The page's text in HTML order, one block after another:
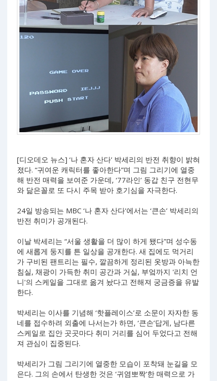
[디오데오 뉴스] ‘나 혼자 산다’ 박세리의 반전 취향이 밝혀
졌다. “귀여운 캐릭터를 좋아한다”며 그림 그리기에 열중
해 반전 매력을 보여준 가운데, ‘77라인’ 동갑 친구 전현무
와 닮은꼴로 또 다시 주목 받아 호기심을 자극한다.
24일 방송되는 MBC ‘나 혼자 산다’에서는 ‘큰손’ 박세리의
반전 취미가 공개된다.
이날 박세리는 “서울 생활을 더 많이 하게 됐다”며 성수동
에 새롭게 둥지를 튼 일상을 공개한다. 새 집에도 먹거리
가 구비된 팬트리는 필수, 깔끔하게 정리된 옷방과 아늑한
침실, 채광이 가득한 취미 공간과 거실, 부엌까지 '리치 언
니'의 스케일을 그대로 옮겨 놨다고 전해져 궁금증을 유발
한다.
박세리는 이사를 기념해 ‘핫플레이스’로 소문이 자자한 동
네를 접수하려 외출에 나서는가 하면, ‘큰손’답게, 남다른
스케일로 집안 곳곳마다 취미 거리를 심어 두었다고 전해
져 관심이 집중된다.
박세리가 그림 그리기에 열중한 모습이 포착돼 눈길을 모
은다. 그의 손에서 탄생한 것은 ‘귀염뽀짝’한 매력으로 가